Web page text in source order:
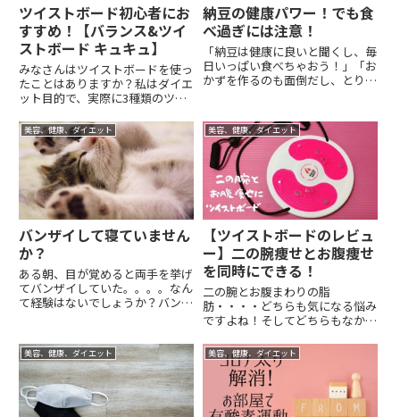
ツイストボード初心者にお
すすめ！【バランス&ツイ
ストボード キュキュ】
みなさんはツイストボードを使っ
たことはありますか？私はダイエ
ット目的で、実際に3種類のツイ
す。その中で、最もおすすめだと
感じたツイストボード【バランス
&ツイストボード キュキュ】をご
紹介します！ツイストボード初
心...
納豆の健康パワー！でも食
べ過ぎには注意！
「納豆は健康に良いと聞くし、毎
日いっぱい食べちゃおう！」「お
かずを作るのも面倒だし、とりあ
方は毎食納豆でもけっこう生きて
いけますよね。しかし、体に良い
からといって納豆ばかり食べて
い...
美容、健康、ダイエット
バンザイして寝ていません
か？
ある朝、目が覚めると両手を挙げ
てバンザイしていた。。。。なん
て経験はないでしょうか？バンザ
バンザイ寝の原因から解消法まで
を解説しました。是非ご覧くださ
い。
美容、健康、ダイエット
【ツイストボードのレビュ
ー】二の腕痩せとお腹痩せ
を同時にできる！
二の腕とお腹まわりの脂
肪・・・・どちらも気になる悩み
ですよね！そしてどちらもなかな
T)タオルを使ってエクササイズと
か面倒くさいし続かない・・・・
そこで、今回はテレビを見ながら
楽チンにエクササイズできるツ
イ...
美容、健康、ダイエット 美容、健康、ダイエット